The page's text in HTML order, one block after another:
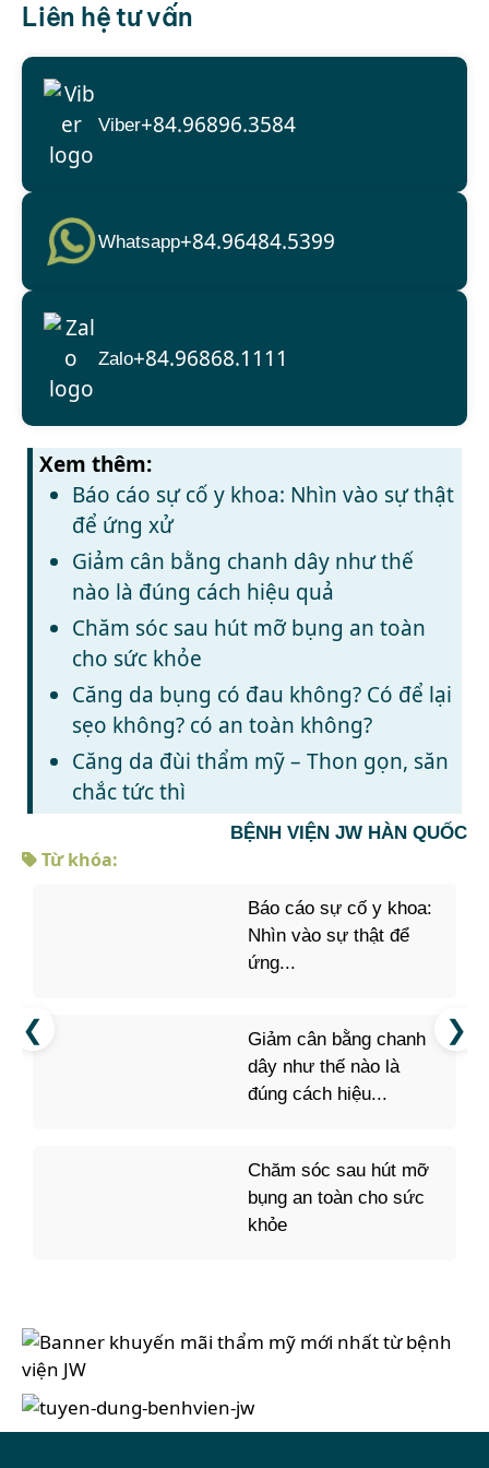
Liên hệ tư vấn
Viber+84.96896.3584
Whatsapp+84.96484.5399
Zalo+84.96868.1111
Xem thêm:
Báo cáo sự cố y khoa: Nhìn vào sự thật
để ứng xử
Giảm cân bằng chanh dây như thế
nào là đúng cách hiệu quả
Chăm sóc sau hút mỡ bụng an toàn
cho sức khỏe
Căng da bụng có đau không? Có để lại
sẹo không? có an toàn không?
Căng da đùi thẩm mỹ – Thon gọn, săn
chắc tức thì
BỆNH VIỆN JW HÀN QUỐC
Từ khóa:
Báo cáo sự cố y khoa:
Nhìn vào sự thật để
ứng...
Giảm cân bằng chanh
dây như thế nào là
đúng cách hiệu...
Chăm sóc sau hút mỡ
bụng an toàn cho sức
khỏe